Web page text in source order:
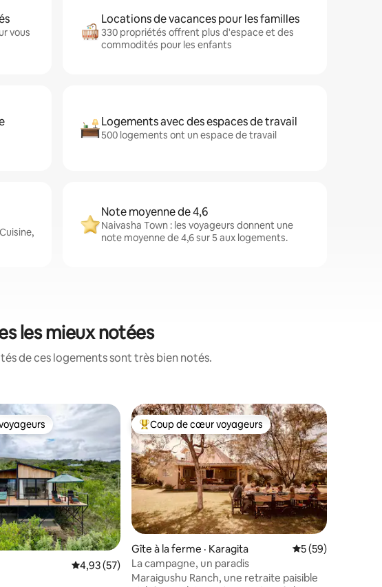
vous
Locations de vacances pour les familles
330 propriétés offrent plus d'espace et des
commodités pour les enfants
Logements avec des espaces de travail
500 logements ont un espace de travail
Note moyenne de 4,6
Naivasha Town : les voyageurs donnent une
note moyenne de 4,6 sur 5 aux logements.
les mieux notées
de ces logements sont très bien notés.
Note moyenne de 4,93 sur 5, 57 commentaires
4,93 (57)
Coup de cœur voyageurs parmi les plus aimés
Coup de cœur voyageurs
Gîte à la ferme · Karagita Note moyenne de
5 (59)
La campagne, un paradis
Maraigushu Ranch, une retraite paisible